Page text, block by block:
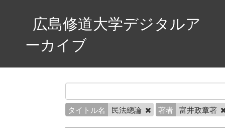
広島修道大学デジタルア
ーカイブ
タイトル名 民法總論 著者 富井政章著